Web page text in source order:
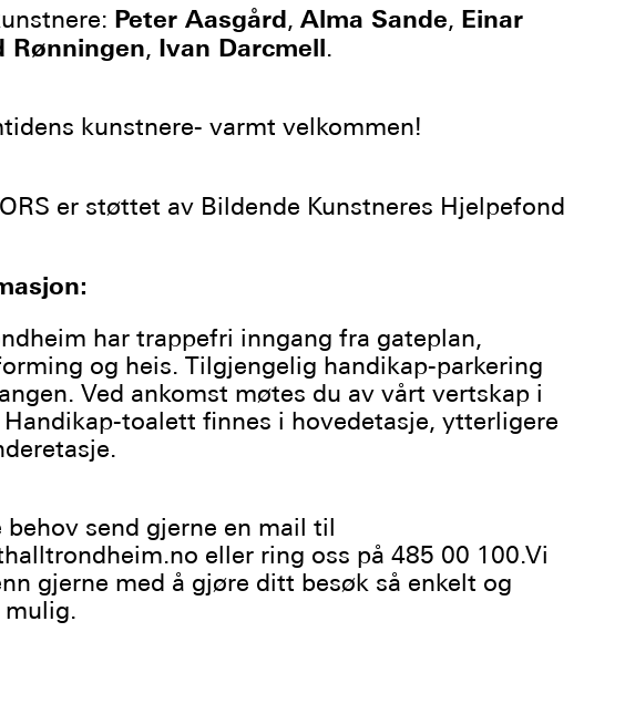
Peter Aasgård, Alma Sande, Einar
Rønningen, Ivan Darcmell.
kunstnere- varmt velkommen!
er støttet av Bildende Kunstneres Hjelpefond
har trappefri inngang fra gateplan,
og heis. Tilgjengelig handikap-parkering
Ved ankomst møtes du av vårt vertskap i
Handikap-toalett finnes i hovedetasje, ytterligere
behov send gjerne en mail til
eller ring oss på 485 00 100.Vi
gjerne med å gjøre ditt besøk så enkelt og
mulig.